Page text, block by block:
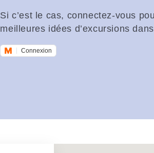
Si c’est le cas, connectez-vous
meilleures idées d’excursions
Connexion